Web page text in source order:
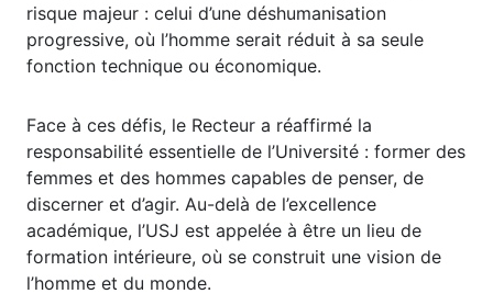
risque majeur : celui d’une déshumanisation
progressive, où l’homme serait réduit à sa seule
fonction technique ou économique.
Face à ces défis, le Recteur a réaffirmé la
responsabilité essentielle de l’Université : former des
femmes et des hommes capables de penser, de
discerner et d’agir. Au-delà de l’excellence
académique, l’USJ est appelée à être un lieu de
formation intérieure, où se construit une vision de
l’homme et du monde.